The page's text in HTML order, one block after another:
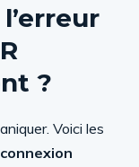
?
Voici les
connexion